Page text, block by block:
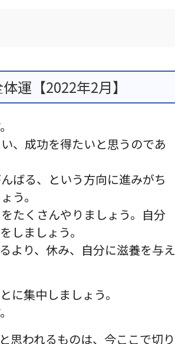
運【2022年2月】
、成功を得たいと思うのであ
ばる、という方向に進みがち
う。
たくさんやりましょう。自分
しましょう。
より、休み、自分に滋養を与え
に集中しましょう。
思われるものは、今ここで切り